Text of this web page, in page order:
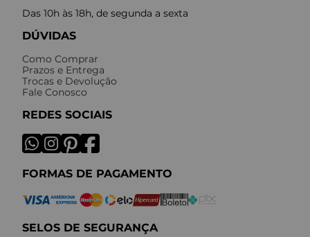
Das 10h às 18h, de segunda a sexta
DÚVIDAS
Como Comprar
Prazos e Entrega
Trocas e Devolução
Fale Conosco
REDES SOCIAIS
FORMAS DE PAGAMENTO
SELOS DE SEGURANÇA